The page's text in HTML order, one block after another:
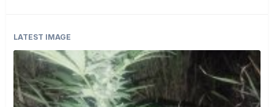
LATEST IMAGE